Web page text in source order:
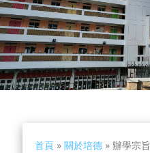
首頁 » 關於培德 » 辦學宗旨